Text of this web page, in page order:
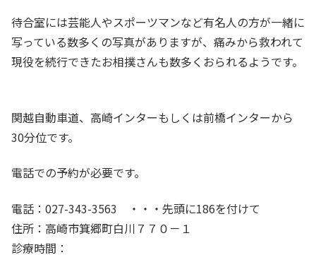
待合室には芸能人やスポーツマンなど有名人の方が一緒に
写っている数多くの写真がありますが、痛みから救われて
現役を続行できたお相撲さんも数多くおられるようです。
関越自動車道、高崎インターもしくは前橋インターから
30分位です。
電話での予約が必要です。
電話：027-343-3563 ・・・先頭に186を付けて
住所：高崎市箕郷町白川７７０－１
診療時間：